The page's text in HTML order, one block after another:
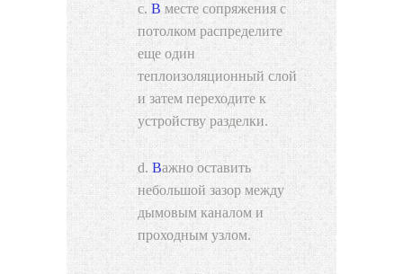
В месте сопряжения с
потолком распределите
еще один
теплоизоляционный слой
и затем переходите к
устройству разделки.
Важно оставить
небольшой зазор между
дымовым каналом и
проходным узлом.